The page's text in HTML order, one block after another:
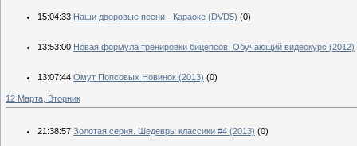
15:04:33 Наши дворовые песни - Караоке (DVD5) (0)
13:53:00 Новая формула тренировки бицепсов. Обучающий видеокурс (2012)
13:07:44 Омут Попсовых Новинок (2013) (0)
12 Марта, Вторник
21:38:57 Золотая серия. Шедевры классики #4 (2013) (0)